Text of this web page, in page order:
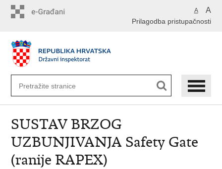
A A
Prilagodba pristupačnosti
SUSTAV BRZOG
UZBUNJIVANJA Safety Gate
(ranije RAPEX)